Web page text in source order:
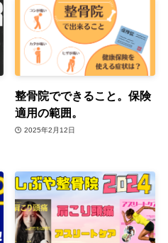
整骨院でできること。保険
適用の範囲。
2025年2月12日